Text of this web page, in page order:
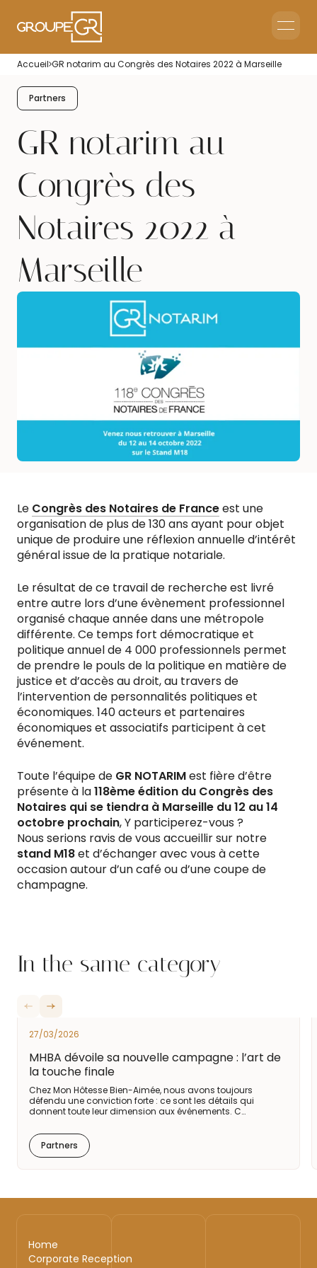
Home
Accueil GR notarim au Congrès des Notaires 2022 à Marseille
Partners
GR notarim au
Congrès des
Notaires 2022 à
Marseille
Le Congrès des Notaires de Franceest une
organisation de plus de 130 ans ayant pour objet
unique de produire une réflexion annuelle d’intérêt
général issue de la pratique notariale.
Le résultat de ce travail de recherche est livré
entre autre lors d’une évènement professionnel
organisé chaque année dans une métropole
différente. Ce temps fort démocratique et
politique annuel de 4 000 professionnels permet
de prendre le pouls de la politique en matière de
justice et d’accès au droit, au travers de
l’intervention de personnalités politiques et
économiques. 140 acteurs et partenaires
économiques et associatifs participent à cet
événement.
Toute l’équipe de GR NOTARIMest fière d’être
présente à la118ème édition du Congrès des
Notaires qui se tiendra à Marseille du 12 au 14
octobre prochain, Y participerez-vous ?
Nous serions ravis de vous accueillir sur notre
stand M18et d’échanger avec vous à cette
occasion autour d’un café ou d’une coupe de
champagne.
In the same category
27/03/2026
MHBA dévoile sa nouvelle campagne : l’art de
la touche finale
Chez Mon Hôtesse Bien-Aimée, nous avons toujours
défendu une conviction forte : ce sont les détails qui
donnent toute leur dimension aux événements. C…
Partners
Home
Corporate Reception